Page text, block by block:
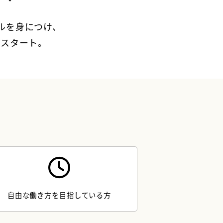
身につけ、
タート。
自由な働き方を目指している方